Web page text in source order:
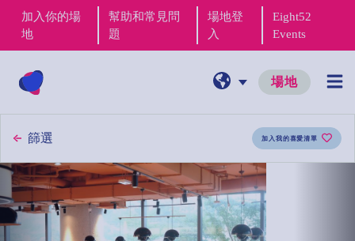
加入你的場
地
幫助和常見問
題
場地登
入
Eight52
Events
場地
篩選 加入我的喜愛清單